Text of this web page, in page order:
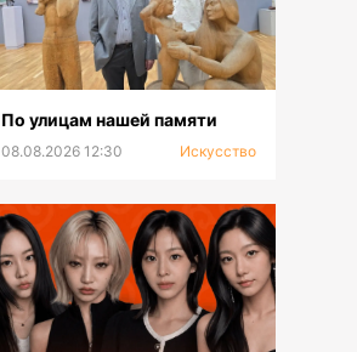
По улицам нашей памяти
08.08.2026 12:30 Искусство